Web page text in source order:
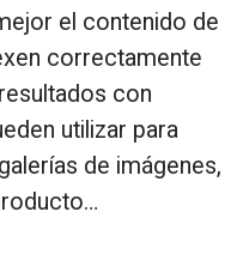
el contenido de
correctamente
con
utilizar para
de imágenes,